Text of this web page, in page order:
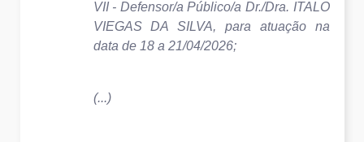
VII - Defensor/a Público/a Dr./Dra. ITALO
VIEGAS DA SILVA, para atuação na
data de 18 a 21/04/2026;
(...)